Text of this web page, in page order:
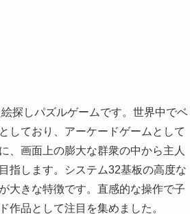
探しパズルゲームです。世界中でベ
しており、アーケードゲームとして
、画面上の膨大な群衆の中から主人
指します。システム32基板の高度な
大きな特徴です。直感的な操作で子
作品として注目を集めました。